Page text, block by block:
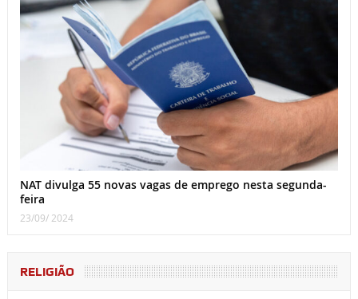
NAT divulga 55 novas vagas de emprego nesta segunda-
feira
23/09/ 2024
RELIGIÃO